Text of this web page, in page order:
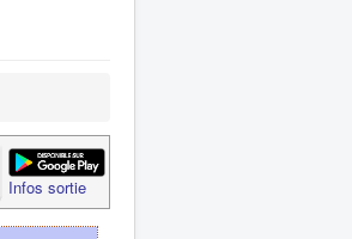
Infos sortie